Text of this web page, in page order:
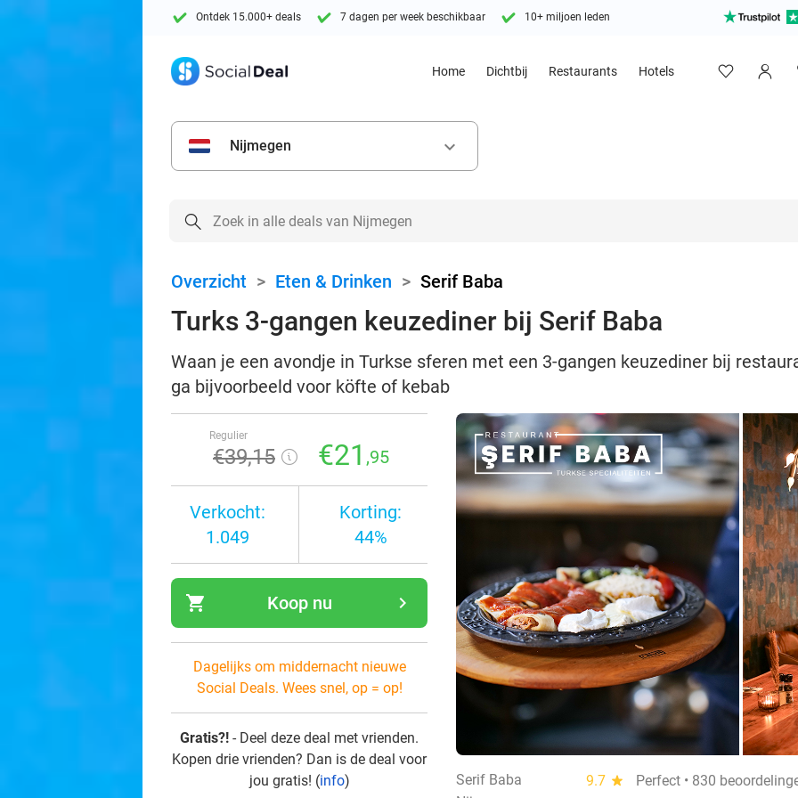
Ontdek 15.000+ deals 7 dagen per week beschikbaar 10+ miljoen leden
Home Dichtbij Restaurants Hotels
Nijmegen keyboard_arrow_down
Overzicht > Eten & Drinken > Serif Baba
Turks 3-gangen keuzediner bij Serif Baba
Waan je een avondje in Turkse sferen met een 3-gangen keuzediner bij
ga bijvoorbeeld voor köfte of kebab
Regulier
€39,15 €21 ,95
Verkocht:
1.049
Korting:
44%
shopping_cart navigate_next
Koop nu
Dagelijks om middernacht nieuwe
Social Deals. Wees snel, op = op!
Gratis?! - Deel deze deal met vrienden.
Kopen drie vrienden? Dan is de deal voor
jou gratis! (info) Serif Baba 9.7 star
Perfect • 830